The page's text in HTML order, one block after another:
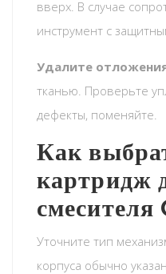
вверх. В случае
инструмент с
Удалите
тканью. Проверьте
дефекты, поменяйте.
Как
картридж
Уточните тип
корпуса обычно